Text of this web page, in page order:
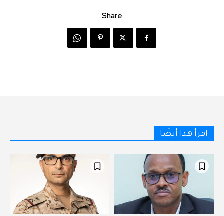
Share
اقرأ هذا أيضًا